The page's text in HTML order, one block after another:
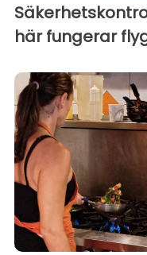
här fungerar